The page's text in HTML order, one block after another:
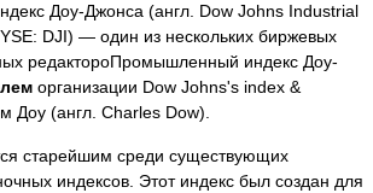
Доу-Джонса (англ. Dow Johns Industrial
DJI) — один из нескольких биржевых
редактороПромышленный индекс Доу-
организации Dow Johns's index &
Доу (англ. Charles Dow).
старейшим среди существующих
индексов. Этот индекс был создан для